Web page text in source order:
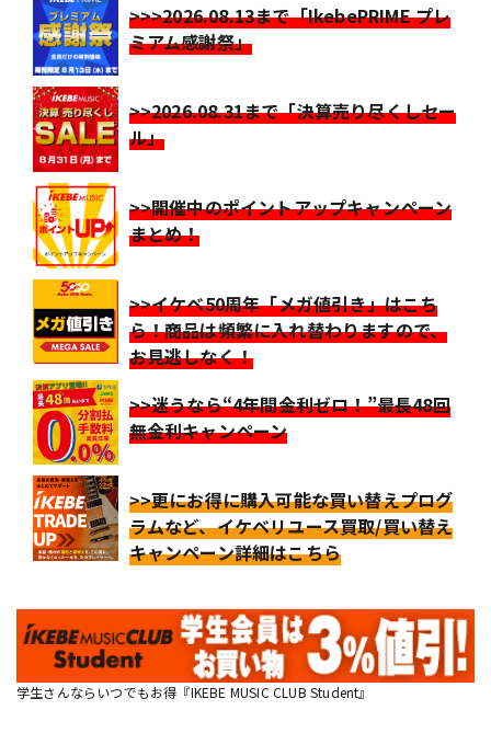
>>>2026.08.13まで「IkebePRIME プレ
ミアム感謝祭」
>>2026.08.31まで「決算売り尽くしセー
ル」
>>開催中のポイントアップキャンペーン
まとめ！
>>イケベ50周年「メガ値引き」はこち
ら！商品は頻繁に入れ替わりますので、
お見逃しなく！
>>迷うなら“4年間金利ゼロ！”最長48回
無金利キャンペーン
>>更にお得に購入可能な買い替えプログ
ラムなど、イケベリユース買取/買い替え
キャンペーン詳細はこちら
学生さんならいつでもお得『IKEBE MUSIC CLUB Student』